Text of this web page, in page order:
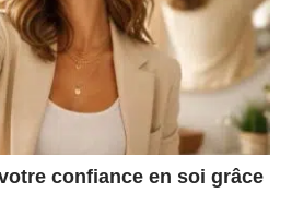
confiance en soi grâce